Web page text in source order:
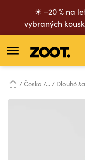
☀ –20 % na
vybraných
Česko ... Dlouhé